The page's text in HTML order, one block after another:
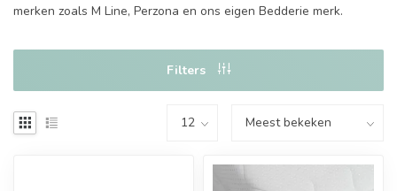
merken zoals M Line, Perzona en ons eigen Bedderie merk.
Filters